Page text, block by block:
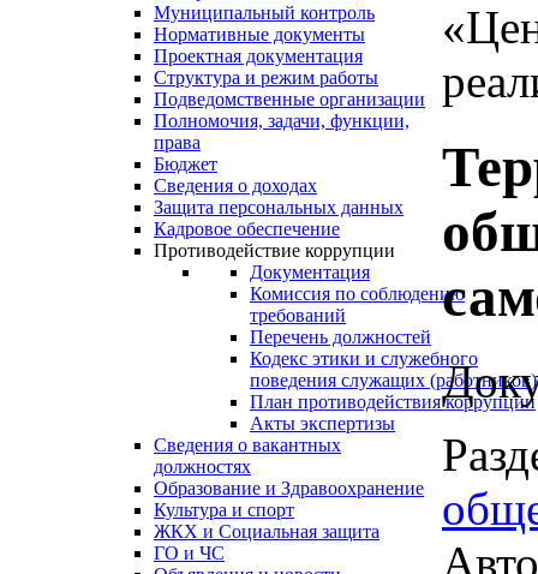
Муниципальный контроль
Нормативные документы
Проектная документация
Структура и режим работы
Подведомственные организации
Полномочия, задачи, функции,
права
Бюджет
Сведения о доходах
Защита персональных данных
Кадровое обеспечение
Противодействие коррупции
Документация
Комиссия по соблюдению
требований
Перечень должностей
Кодекс этики и служебного
поведения служащих (работников)
План противодействия коррупции
Акты экспертизы
Сведения о вакантных
должностях
Образование и Здравоохранение
Культура и спорт
ЖКХ и Социальная защита
ГО и ЧС